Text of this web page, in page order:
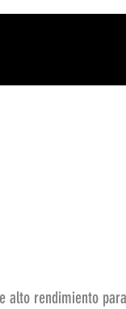
alto rendimiento para